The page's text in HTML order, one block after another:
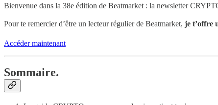
Bienvenue dans la 38e édition de Beatmarket : la newsletter
Pour te remercier d’être un lecteur régulier de Beatmarket, je t’offre
Accéder maintenant
Sommaire.